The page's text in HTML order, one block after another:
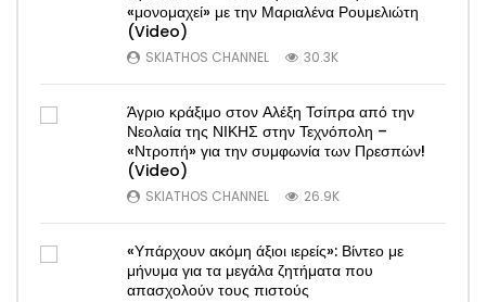
«μονομαχεί» με την Μαριαλένα Ρουμελιώτη
(Video)
SKIATHOS CHANNEL 30.3K
Άγριο κράξιμο στον Αλέξη Τσίπρα από την
Νεολαία της ΝΙΚΗΣ στην Τεχνόπολη –
«Ντροπή» για την συμφωνία των Πρεσπών!
(Video)
SKIATHOS CHANNEL 26.9K
«Υπάρχουν ακόμη άξιοι ιερείς»: Βίντεο με
μήνυμα για τα μεγάλα ζητήματα που
απασχολούν τους πιστούς